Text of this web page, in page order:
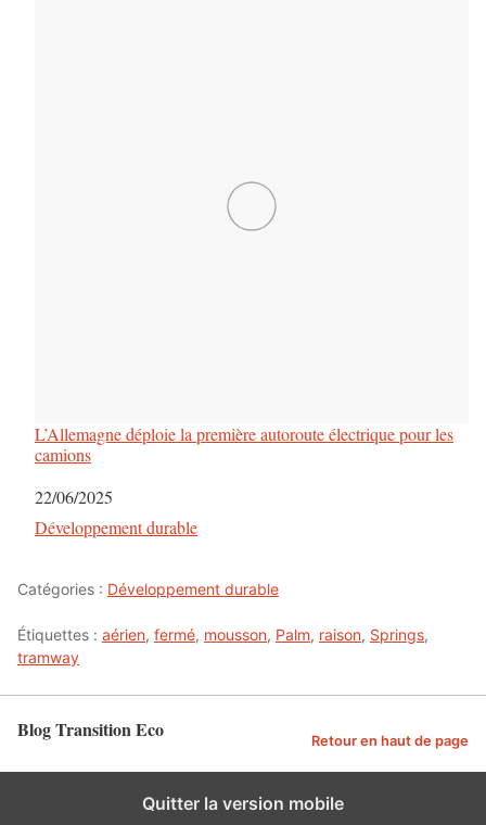
L’Allemagne déploie la première autoroute électrique pour les
camions
Date
22/06/2025
Par rapport à
Développement durable
Catégories : Développement durable
Étiquettes : aérien, fermé, mousson, Palm, raison, Springs,
tramway
Blog Transition Eco Retour en haut de page
Quitter la version mobile